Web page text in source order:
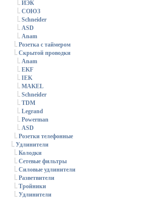
ИЭК
СОЮЗ
Schneider
ASD
Anam
Розетка с таймером
Скрытой проводки
Anam
EKF
IEK
MAKEL
Schneider
TDM
Legrand
Powerman
ASD
Розетки телефонные
Удлинители
Колодки
Сетевые фильтры
Силовые удлинители
Разветвители
Тройники
Удлинители